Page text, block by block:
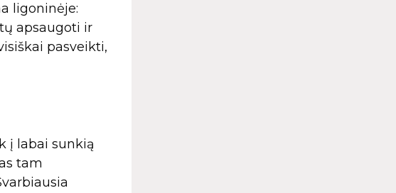
ligoninėje:
apsaugoti ir
pasveikti,
į labai sunkią
tam